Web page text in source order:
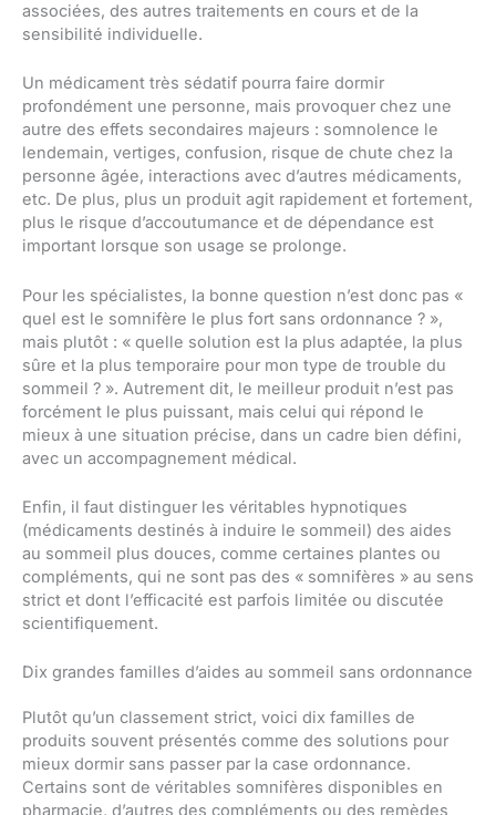
associées, des autres traitements en cours et de la
sensibilité individuelle.
Un médicament très sédatif pourra faire dormir
profondément une personne, mais provoquer chez une
autre des effets secondaires majeurs : somnolence le
lendemain, vertiges, confusion, risque de chute chez la
personne âgée, interactions avec d’autres médicaments,
etc. De plus, plus un produit agit rapidement et fortement,
plus le risque d’accoutumance et de dépendance est
important lorsque son usage se prolonge.
Pour les spécialistes, la bonne question n’est donc pas «
quel est le somnifère le plus fort sans ordonnance ? »,
mais plutôt : « quelle solution est la plus adaptée, la plus
sûre et la plus temporaire pour mon type de trouble du
sommeil ? ». Autrement dit, le meilleur produit n’est pas
forcément le plus puissant, mais celui qui répond le
mieux à une situation précise, dans un cadre bien défini,
avec un accompagnement médical.
Enfin, il faut distinguer les véritables hypnotiques
(médicaments destinés à induire le sommeil) des aides
au sommeil plus douces, comme certaines plantes ou
compléments, qui ne sont pas des « somnifères » au sens
strict et dont l’efficacité est parfois limitée ou discutée
scientifiquement.
Dix grandes familles d’aides au sommeil sans ordonnance
Plutôt qu’un classement strict, voici dix familles de
produits souvent présentés comme des solutions pour
mieux dormir sans passer par la case ordonnance.
Certains sont de véritables somnifères disponibles en